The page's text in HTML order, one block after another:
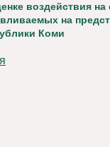
воздействия
на
Коми